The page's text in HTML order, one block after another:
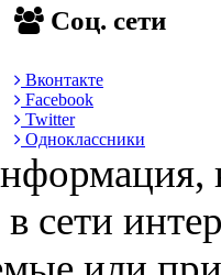
Соц. сети
Вконтакте
Facebook
Twitter
Одноклассники
сети